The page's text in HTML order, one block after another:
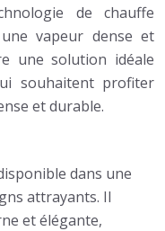
de chauffe
vapeur dense et
une solution idéale
souhaitent profiter
et durable.
dans une
attrayants. Il
et élégante,